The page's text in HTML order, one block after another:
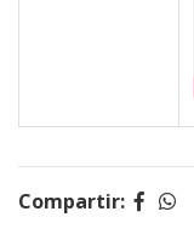
Compartir: